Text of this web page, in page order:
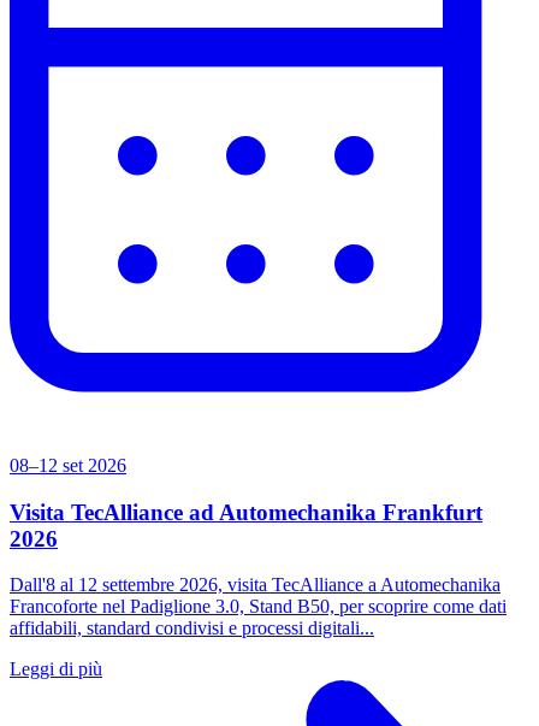
08–12 set 2026
Visita TecAlliance ad Automechanika Frankfurt
2026
Dall'8 al 12 settembre 2026, visita TecAlliance a Automechanika
Francoforte nel Padiglione 3.0, Stand B50, per scoprire come dati
affidabili, standard condivisi e processi digitali...
Leggi di più